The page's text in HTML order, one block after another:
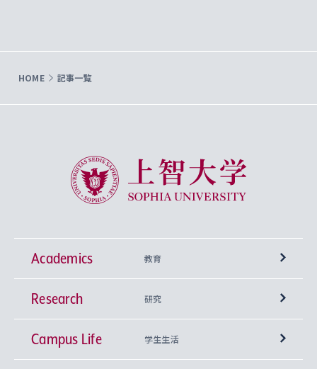
HOME 記事一覧
上智大学 Sophia University
Academics 教育
学部
神学部
興味から学科を探す
Research 研究
研究所 等
Campus Life 学生生活